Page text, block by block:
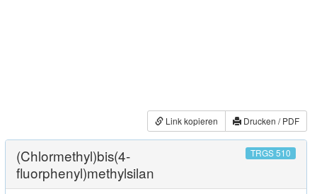
Link kopieren Drucken / PDF
(Chlormethyl)bis(4-
fluorphenyl)methylsilan
TRGS 510